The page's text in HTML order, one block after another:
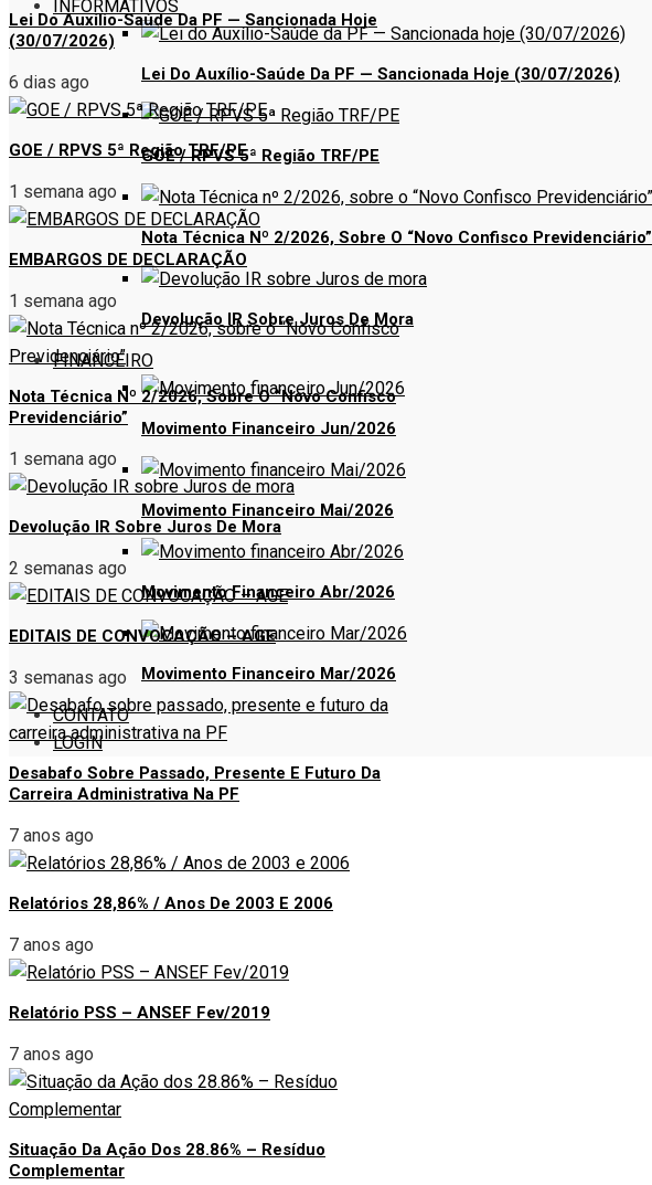
INFORMATIVOS
Lei Do Auxílio-Saúde Da PF — Sancionada Hoje (30/07/2026)
GOE / RPVS 5ª Região TRF/PE
Nota Técnica Nº 2/2026, Sobre O “Novo Confisco Previdenciário”
Devolução IR Sobre Juros De Mora
FINANCEIRO
Movimento Financeiro Jun/2026
Movimento Financeiro Mai/2026
Movimento Financeiro Abr/2026
Movimento Financeiro Mar/2026
CONTATO
LOGIN
Lei Do Auxílio-Saúde Da PF — Sancionada Hoje
(30/07/2026)
6 dias ago
GOE / RPVS 5ª Região TRF/PE
1 semana ago
EMBARGOS DE DECLARAÇÃO
1 semana ago
Nota Técnica Nº 2/2026, Sobre O “Novo Confisco
Previdenciário”
1 semana ago
Devolução IR Sobre Juros De Mora
2 semanas ago
EDITAIS DE CONVOCAÇÃO – AGE
3 semanas ago
Desabafo Sobre Passado, Presente E Futuro Da
Carreira Administrativa Na PF
7 anos ago
Relatórios 28,86% / Anos De 2003 E 2006
7 anos ago
Relatório PSS – ANSEF Fev/2019
7 anos ago
Situação Da Ação Dos 28.86% – Resíduo
Complementar